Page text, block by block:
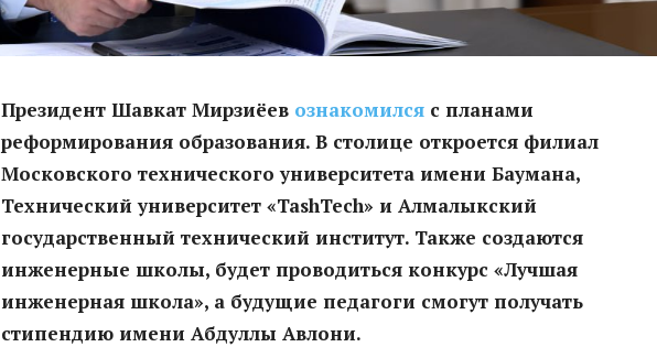
Президент Шавкат Мирзиёев ознакомился с планами
реформирования образования. В столице откроется филиал
Московского технического университета имени Баумана,
Технический университет «TashTech» и Алмалыкский
государственный технический институт. Также создаются
инженерные школы, будет проводиться конкурс «Лучшая
инженерная школа», а будущие педагоги смогут получать
стипендию имени Абдуллы Авлони.